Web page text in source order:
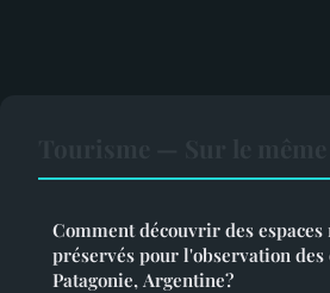
Comment découvrir des
préservés pour l'observation des
Patagonie, Argentine?